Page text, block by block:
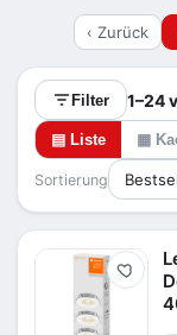
Objekte als
für flächiges
Einbaulösung
die
Modell in den
links im Filter
‹ Zurück
Filter 1–24
▤ Liste ▦
Sortierung
Merken